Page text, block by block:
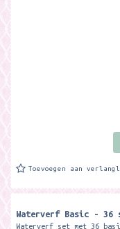
Toevoegen aan
Waterverf Basic - 36
Waterverf set met 36